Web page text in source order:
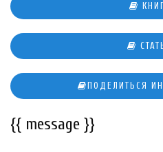
ПОДЕЛИТЬСЯ
{{ message }}